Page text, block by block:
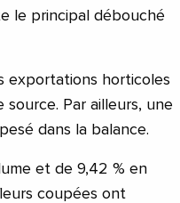
le principal débouché
exportations horticoles
Par ailleurs, une
dans la balance.
et de 9,42 % en
coupées ont